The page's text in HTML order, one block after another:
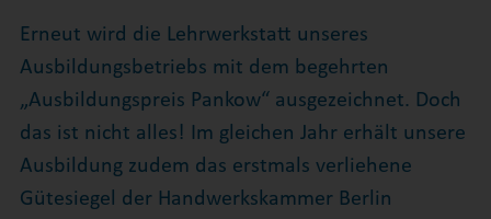
Erneut wird die Lehrwerkstatt unseres
Ausbildungsbetriebs mit dem begehrten
„Ausbildungspreis Pankow“ ausgezeichnet. Doch
das ist nicht alles! Im gleichen Jahr erhält unsere
Ausbildung zudem das erstmals verliehene
Gütesiegel der Handwerkskammer Berlin